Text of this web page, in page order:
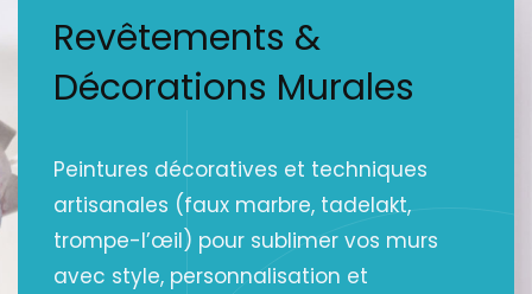
Revêtements &
Décorations Murales
Peintures décoratives et techniques
artisanales (faux marbre, tadelakt,
trompe-l’œil) pour sublimer vos murs
avec style, personnalisation et